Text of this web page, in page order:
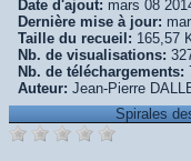
Date d'ajout: mars 08
Dernière mise à jour:
Taille du recueil: 165,57
Nb. de visualisations:
Nb. de téléchargements:
Auteur: Jean-Pierre
Spirales